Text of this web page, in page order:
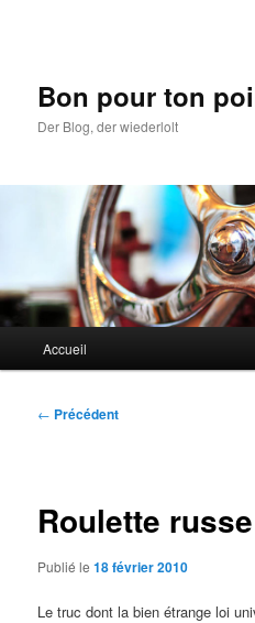
Bon pour ton
Der Blog, der wiederlolt
principal
Accueil
Navigation
← Précédent
Roulette russe
Publié le18 février 2010
Le truc dont la bien étrange loi